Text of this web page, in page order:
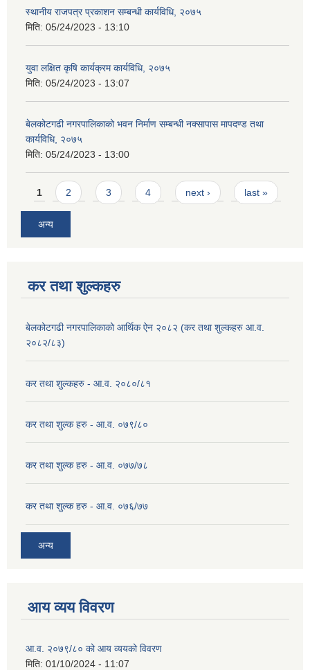
स्थानीय राजपत्र प्रकाशन सम्बन्धी कार्यविधि, २०७५
मिति: 05/24/2023 - 13:10
युवा लक्षित कृषि कार्यक्रम कार्यविधि, २०७५
मिति: 05/24/2023 - 13:07
बेलकोटगढी नगरपालिकाको भवन निर्माण सम्बन्धी नक्सापास मापदण्ड तथा
कार्यविधि, २०७५
मिति: 05/24/2023 - 13:00
Pages
1 2 3 4 next › last »
अन्य
कर तथा शुल्कहरु
बेलकोटगढी नगरपालिकाको आर्थिक ऐन २०८२ (कर तथा शुल्कहरु आ.व.
२०८२/८३)
कर तथा शुल्कहरु - आ.व. २०८०/८१
कर तथा शुल्क हरु - आ.व. ०७९/८०
कर तथा शुल्क हरु - आ.व. ०७७/७८
कर तथा शुल्क हरु - आ.व. ०७६/७७
अन्य
आय व्यय विवरण
आ.व. २०७९/८० को आय व्ययको विवरण
मिति: 01/10/2024 - 11:07